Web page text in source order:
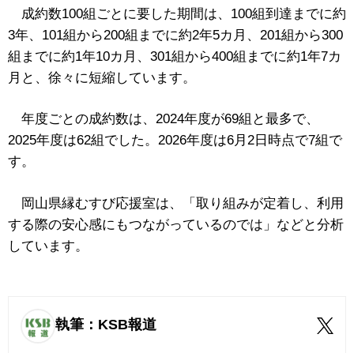
成約数100組ごとに要した期間は、100組到達までに約
3年、101組から200組までに約2年5カ月、201組から300
組までに約1年10カ月、301組から400組までに約1年7カ
月と、徐々に短縮しています。
年度ごとの成約数は、2024年度が69組と最多で、
2025年度は62組でした。2026年度は6月2日時点で7組で
す。
岡山県縁むすび応援室は、「取り組みが定着し、利用
する際の安心感にもつながっているのでは」などと分析
しています。
執筆：KSB報道